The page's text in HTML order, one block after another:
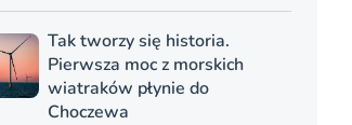
Tak tworzy się historia.
Pierwsza moc z morskich
wiatraków płynie do
Choczewa